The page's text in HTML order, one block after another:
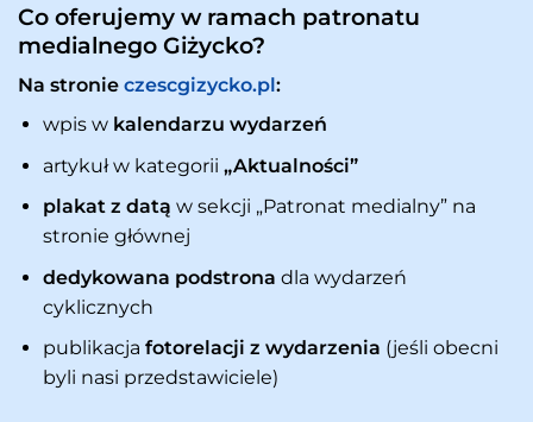
Co oferujemy w ramach patronatu
medialnego Giżycko?
Na stronie czescgizycko.pl:
wpis w kalendarzu wydarzeń
artykuł w kategorii „Aktualności”
plakat z datą w sekcji „Patronat medialny” na
stronie głównej
dedykowana podstrona dla wydarzeń
cyklicznych
publikacja fotorelacji z wydarzenia (jeśli obecni
byli nasi przedstawiciele)